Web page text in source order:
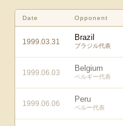
Date Opponent
1999.03.31 Brazil
ブラジル代表
1999.06.03 Belgium
ベルギー代表
1999.06.06 Peru
ペルー代表